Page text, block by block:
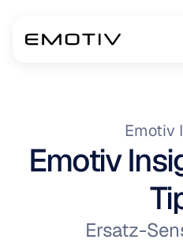
Emotiv
Emotiv
Ersatz-